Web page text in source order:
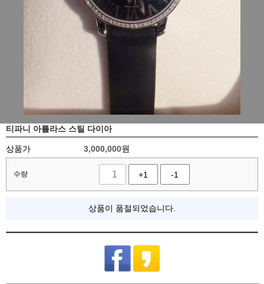
티파니 아틀라스 스틸 다이아
상품가 3,000,000원
수량 +1 -1
상품이 품절되었습니다.